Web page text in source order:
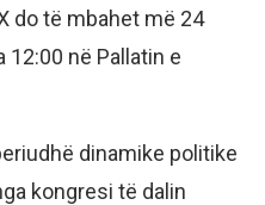
do të mbahet më 24
12:00 në Pallatin e
dinamike politike
kongresi të dalin